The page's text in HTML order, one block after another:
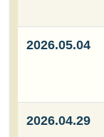
2026.05.04
2026.04.29